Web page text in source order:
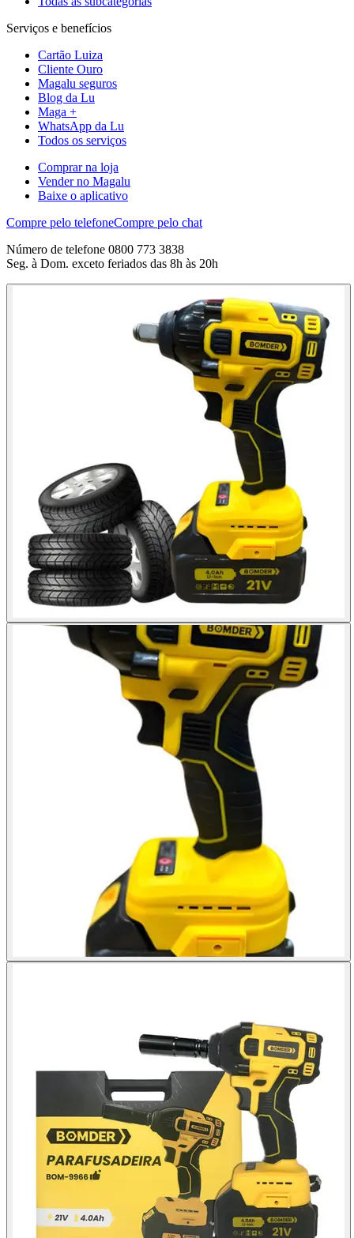
Serviços e benefícios
Cartão Luiza
Cliente Ouro
Magalu seguros
Blog da Lu
Maga +
WhatsApp da Lu
Todos os serviços
Comprar na loja
Vender no Magalu
Baixe o aplicativo
Compre pelo telefoneCompre pelo chat
Número de telefone 0800 773 3838
Seg. à Dom. exceto feriados das 8h às 20h